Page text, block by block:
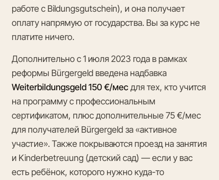
работе с Bildungsgutschein), и она получает
оплату напрямую от государства. Вы за курс не
платите ничего.
Дополнительно с 1 июля 2023 года в рамках
реформы Bürgergeld введена надбавка
Weiterbildungsgeld 150 €/мес для тех, кто учится
на программу с профессиональным
сертификатом, плюс дополнительные 75 €/мес
для получателей Bürgergeld за «активное
участие». Также покрываются проезд на занятия
и Kinderbetreuung (детский сад) — если у вас
есть ребёнок, которого нужно куда-то